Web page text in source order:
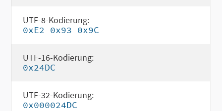
UTF-8-Kodierung:
0xE2 0x93 0x9C
UTF-16-Kodierung:
0x24DC
UTF-32-Kodierung:
0x000024DC